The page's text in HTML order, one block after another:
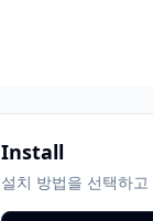
Install
설치 방법을 선택하